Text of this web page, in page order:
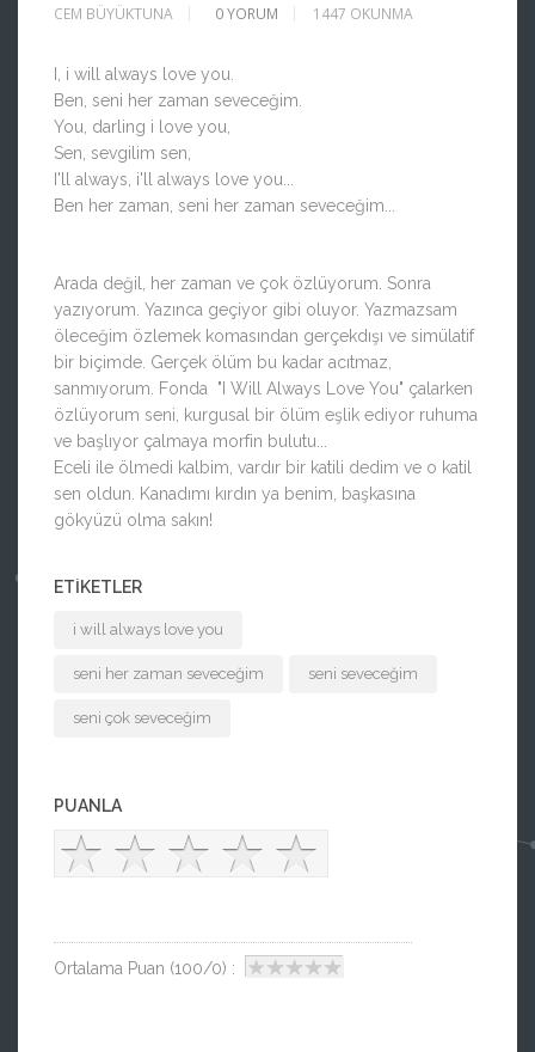
CEM BÜYÜKTUNA
0YORUM 1447 OKUNMA
I, i will always love you.
Ben, seni her zaman seveceğim.
You, darling i love you,
Sen, sevgilim sen,
I'll always, i'll always love you...
Ben her zaman, seni her zaman seveceğim...
Arada değil, her zaman ve çok özlüyorum. Sonra
yazıyorum. Yazınca geçiyor gibi oluyor. Yazmazsam
öleceğim özlemek komasından gerçekdışı ve simülatif
bir biçimde. Gerçek ölüm bu kadar acıtmaz,
sanmıyorum. Fonda "I Will Always Love You" çalarken
özlüyorum seni, kurgusal bir ölüm eşlik ediyor ruhuma
ve başlıyor çalmaya morfin bulutu...
Eceli ile ölmedi kalbim, vardır bir katili dedim ve o katil
sen oldun. Kanadımı kırdın ya benim, başkasına
gökyüzü olma sakın!
ETIKETLER
i will always love you
seni her zaman seveceğim seni seveceğim
seni çok seveceğim
PUANLA
Ortalama Puan (100/0) :